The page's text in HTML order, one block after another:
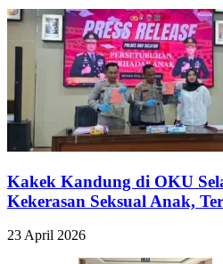
Kakek Kandung di OKU
Kekerasan Seksual Anak,
23 April 2026